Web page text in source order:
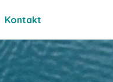
Kontakt